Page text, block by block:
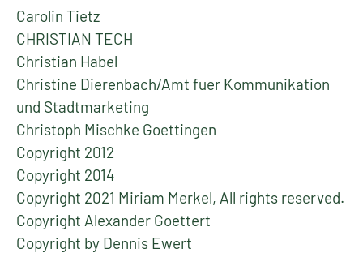
Carolin Tietz
CHRISTIAN TECH
Christian Habel
Christine Dierenbach/Amt fuer Kommunikation
und Stadtmarketing
Christoph Mischke Goettingen
Copyright 2012
Copyright 2014
Copyright 2021 Miriam Merkel, All rights reserved.
Copyright Alexander Goettert
Copyright by Dennis Ewert